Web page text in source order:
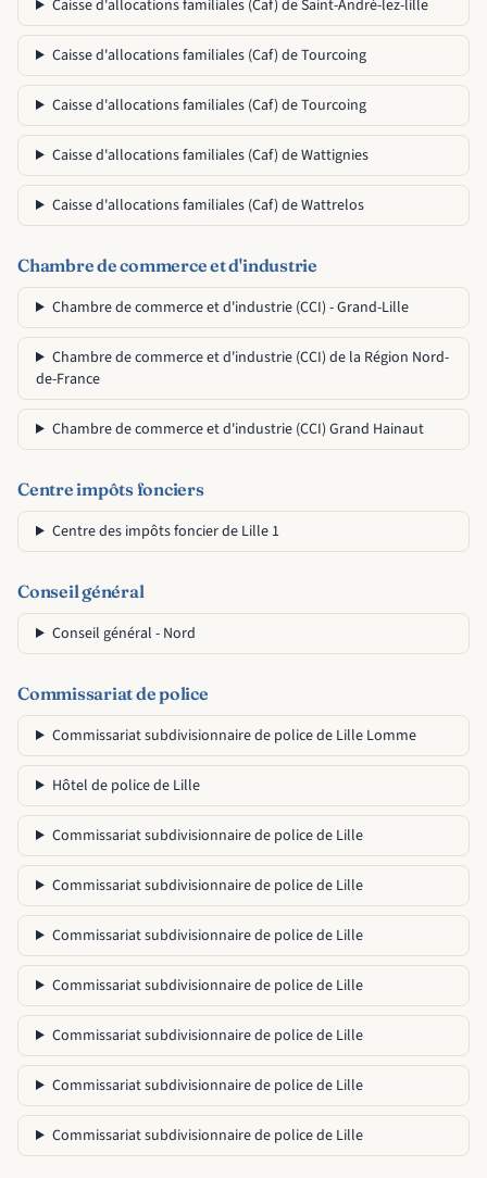
Caisse d'allocations familiales (Caf) de Saint-André-lez-lille
Caisse d'allocations familiales (Caf) de Tourcoing
Caisse d'allocations familiales (Caf) de Tourcoing
Caisse d'allocations familiales (Caf) de Wattignies
Caisse d'allocations familiales (Caf) de Wattrelos
Chambre de commerce et d'industrie
Chambre de commerce et d'industrie (CCI) - Grand-Lille
Chambre de commerce et d'industrie (CCI) de la Région Nord-
de-France
Chambre de commerce et d'industrie (CCI) Grand Hainaut
Centre impôts fonciers
Centre des impôts foncier de Lille 1
Conseil général
Conseil général - Nord
Commissariat de police
Commissariat subdivisionnaire de police de Lille Lomme
Hôtel de police de Lille
Commissariat subdivisionnaire de police de Lille
Commissariat subdivisionnaire de police de Lille
Commissariat subdivisionnaire de police de Lille
Commissariat subdivisionnaire de police de Lille
Commissariat subdivisionnaire de police de Lille
Commissariat subdivisionnaire de police de Lille
Commissariat subdivisionnaire de police de Lille